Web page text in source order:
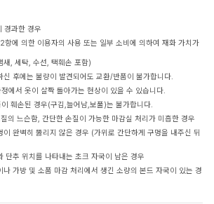
경과한 경우
항에 의한 이용자의 사용 또는 일부 소비에 의하여 재화 가치가
새, 세탁, 수선, 택훼손 포함)
신 후에는 불량이 발견되어도 교환/반품이 불가합니다.
에서 옷이 살짝 돌아가는 현상이 있을 수 있습니다.
훼손된 경우(구김,늘어남,보풀)는 불가합니다.
의 느슨함, 간단한 손질이 가능한 마감실 처리가 미흡한 경우
완벽히 뚫리지 않은 경우 (가위로 간단하게 구멍을 내주신 뒤
단추 위치를 나타내는 초크 자국이 남은 경우
가방 및 소품 마감 처리에서 생긴 소량의 본드 자국이 있는 경